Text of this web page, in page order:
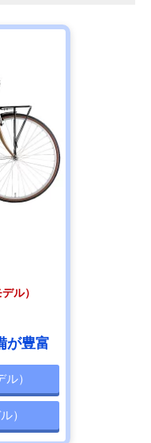
ル）
が豊富
）
）